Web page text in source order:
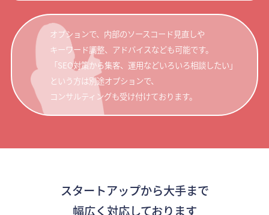
オプションで、内部のソースコード見直しや
キーワード調整、アドバイスなども可能です。
「SEO対策から集客、運用などいろいろ相談したい」
という方は別途オプションで、
コンサルティングも受け付けております。
スタートアップから大手まで
幅広く対応しております